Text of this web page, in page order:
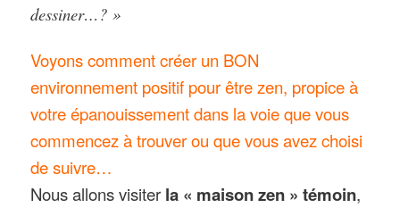
dessiner…? »
Voyons comment créer un BON
environnement positif pour être zen, propice à
votre épanouissement dans la voie que vous
commencez à trouver ou que vous avez choisi
de suivre…
Nous allons visiter la « maison zen » témoin,